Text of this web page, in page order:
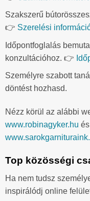
Szakszerű
👉 Szerelési
Időpontfoglalás
konzultációhoz. 👉
Személyre szabott
döntést hozhasd.
Nézz körül az alábbi
www.robinagyker.hu és
Top közösségi
Ha nem tudsz
inspirálódj online